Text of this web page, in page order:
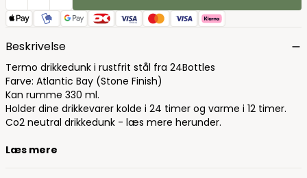
Beskrivelse
Termo drikkedunk i rustfrit stål fra 24Bottles
Farve: Atlantic Bay (Stone Finish)
Kan rumme 330 ml.
Holder dine drikkevarer kolde i 24 timer og varme i 12 timer.
Co2 neutral drikkedunk - læs mere herunder.
Læs mere